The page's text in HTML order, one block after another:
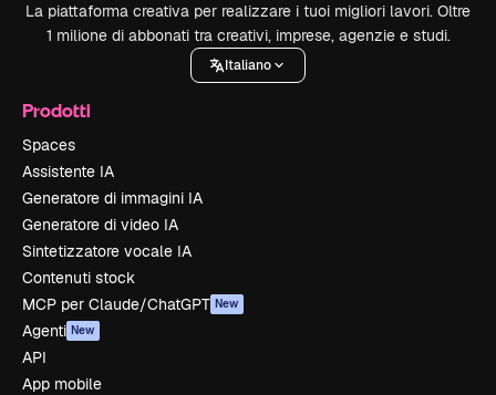
La piattaforma creativa per realizzare i tuoi migliori lavori. Oltre
1 milione di abbonati tra creativi, imprese, agenzie e studi.
Italiano
Prodotti
Spaces
Assistente IA
Generatore di immagini IA
Generatore di video IA
Sintetizzatore vocale IA
Contenuti stock
MCP per Claude/ChatGPT New
Agenti New
API
App mobile